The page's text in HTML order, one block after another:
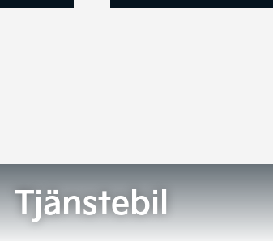
Tjänstebil